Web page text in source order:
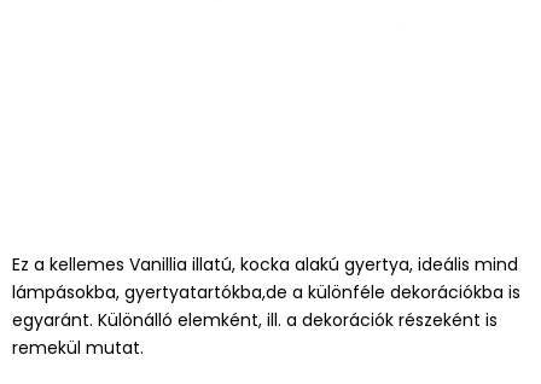
Ez a kellemes Vanillia illatú, kocka alakú gyertya, ideális mind
lámpásokba, gyertyatartókba,de a különféle dekorációkba is
egyaránt. Különálló elemként, ill. a dekorációk részeként is
remekül mutat.